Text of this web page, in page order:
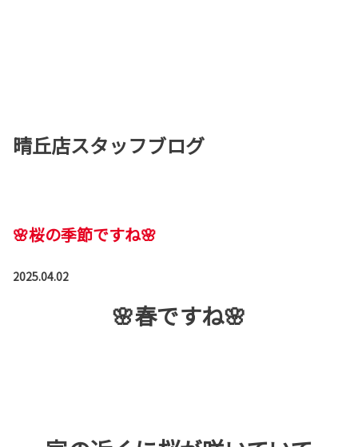
晴丘店スタッフブログ
🌸桜の季節ですね🌸
2025.04.02
🌸春ですね🌸